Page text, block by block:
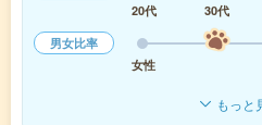
20代
30代
男女比率
女性
もっと